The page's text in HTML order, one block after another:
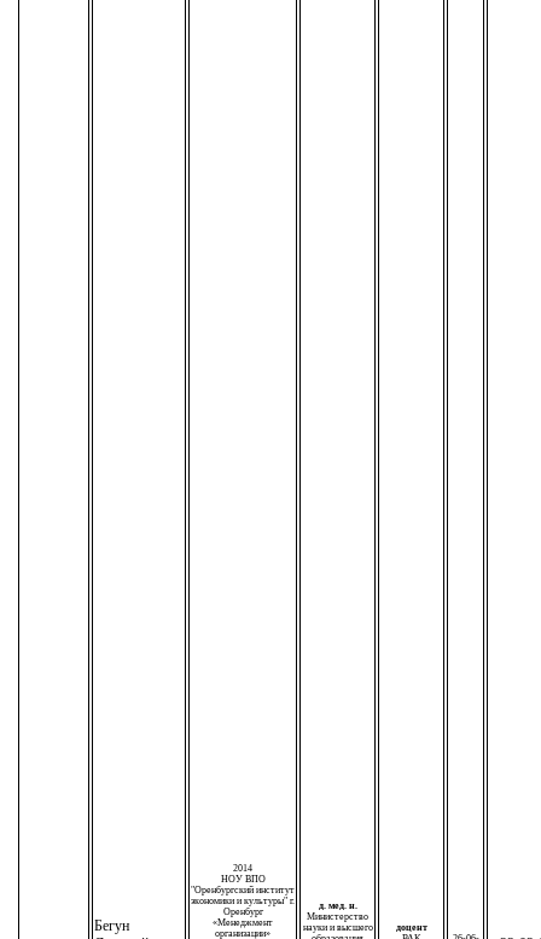
Бегун
2014
НОУ ВПО
"Оренбургский институт
экономики и культуры" г.
Оренбург
«Менеджмент
организации»
д. мед. н.
Министерство
науки и высшего
доцент